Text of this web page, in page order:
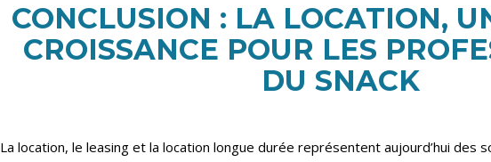
CONCLUSION : LA LOCATION,
CROISSANCE POUR LES
DU SNACK
La location, le leasing et la location longue durée représentent aujourd’hui des